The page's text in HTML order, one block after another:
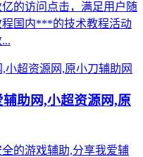
的访问点击，满足用户随
程国内***的技术教程活动
助网,小超资源网,原
的游戏辅助,分享我爱辅